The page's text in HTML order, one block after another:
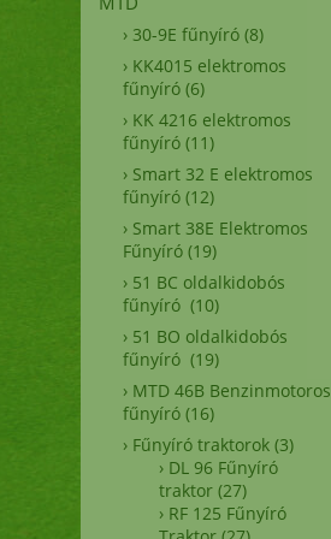
› 30-9E fűnyíró (8)
› KK4015 elektromos
fűnyíró (6)
› KK 4216 elektromos
fűnyíró (11)
› Smart 32 E elektromos
fűnyíró (12)
› Smart 38E Elektromos
Fűnyíró (19)
› 51 BC oldalkidobós
fűnyíró (10)
› 51 BO oldalkidobós
fűnyíró (19)
› MTD 46B Benzinmotoros
fűnyíró (16)
› Fűnyíró traktorok (3)
› DL 96 Fűnyíró
traktor (27)
› RF 125 Fűnyíró